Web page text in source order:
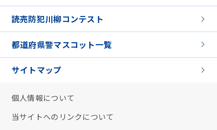
読売防犯川柳コンテスト
都道府県警マスコット一覧
サイトマップ
個人情報について
当サイトへのリンクについて